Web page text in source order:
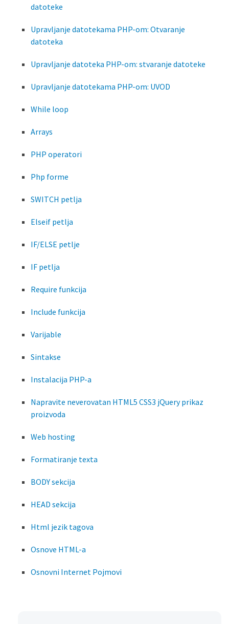
datoteke
Upravljanje datotekama PHP-om: Otvaranje
datoteka
Upravljanje datoteka PHP-om: stvaranje datoteke
Upravljanje datotekama PHP-om: UVOD
While loop
Arrays
PHP operatori
Php forme
SWITCH petlja
Elseif petlja
IF/ELSE petlje
IF petlja
Require funkcija
Include funkcija
Varijable
Sintakse
Instalacija PHP-a
Napravite neverovatan HTML5 CSS3 jQuery prikaz
proizvoda
Web hosting
Formatiranje texta
BODY sekcija
HEAD sekcija
Html jezik tagova
Osnove HTML-a
Osnovni Internet Pojmovi